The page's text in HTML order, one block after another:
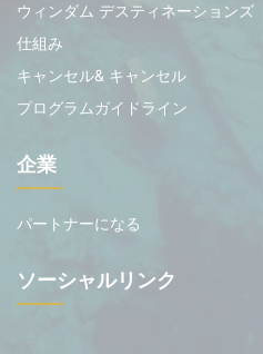
ウィンダム デスティネーションズ
仕組み
キャンセル& キャンセル
プログラムガイドライン
企業
パートナーになる
ソーシャルリンク